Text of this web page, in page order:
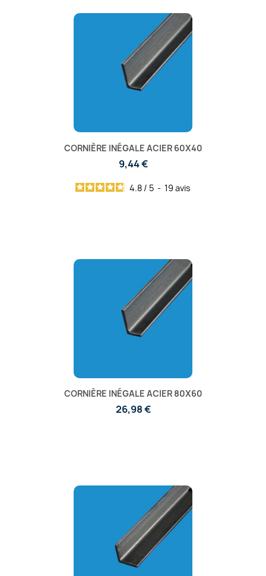
CORNIÈRE INÉGALE ACIER 60X40
9,44 €
4.8 / 5 - 19 avis
CORNIÈRE INÉGALE ACIER 80X60
26,98 €